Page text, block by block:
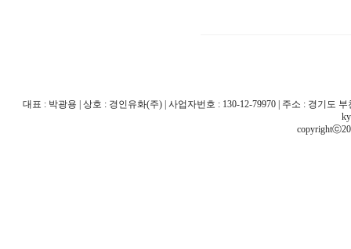
대표 : 박광용 | 상호 : 경인유화(주) | 사업자번호 : 130-12-79970 | 주소 : 경기도